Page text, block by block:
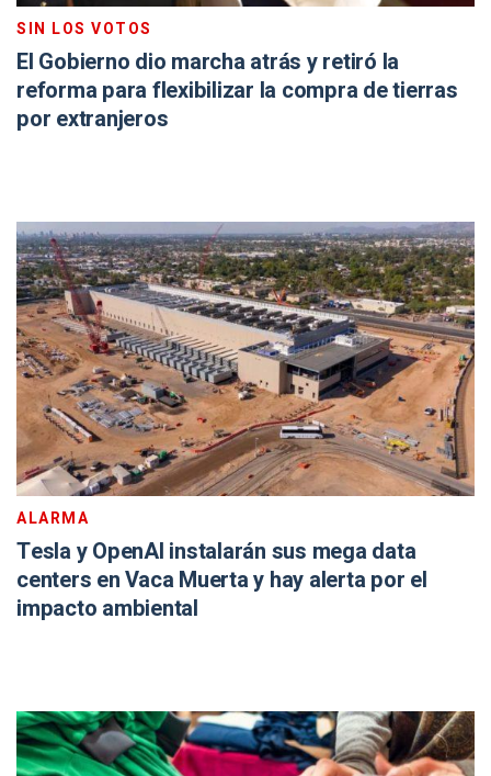
SIN LOS VOTOS
El Gobierno dio marcha atrás y retiró la
reforma para flexibilizar la compra de tierras
por extranjeros
ALARMA
Tesla y OpenAI instalarán sus mega data
centers en Vaca Muerta y hay alerta por el
impacto ambiental